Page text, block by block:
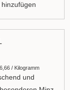
/ Kilogramm
und